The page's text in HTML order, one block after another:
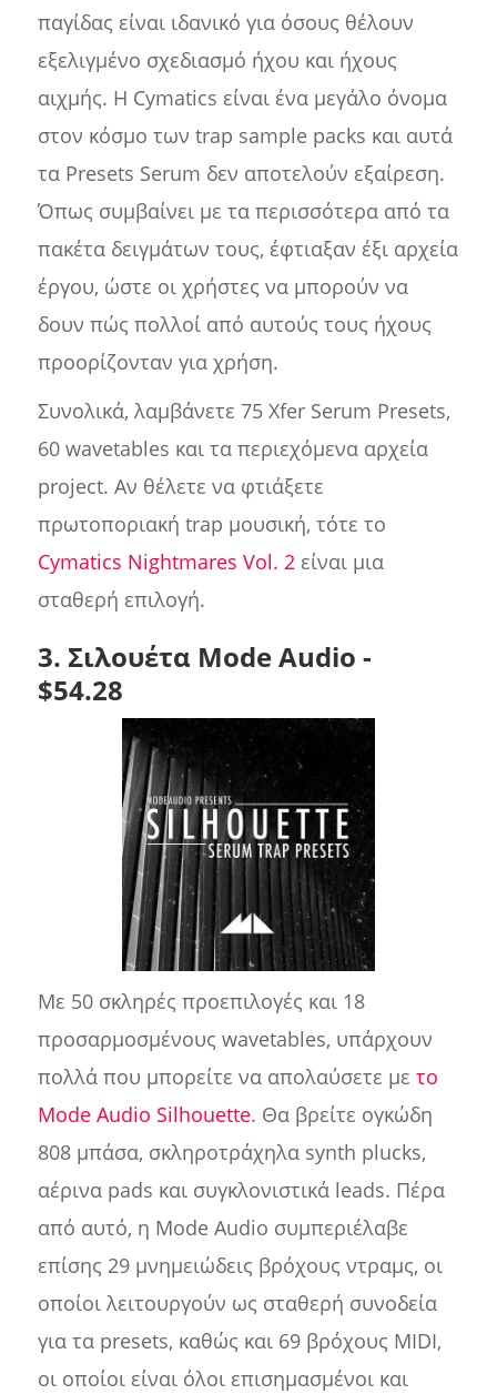
παγίδας είναι ιδανικό για όσους θέλουν
εξελιγμένο σχεδιασμό ήχου και ήχους
αιχμής. Η Cymatics είναι ένα μεγάλο όνομα
στον κόσμο των trap sample packs και αυτά
τα Presets Serum δεν αποτελούν εξαίρεση.
Όπως συμβαίνει με τα περισσότερα από τα
πακέτα δειγμάτων τους, έφτιαξαν έξι αρχεία
έργου, ώστε οι χρήστες να μπορούν να
δουν πώς πολλοί από αυτούς τους ήχους
προορίζονταν για χρήση.
Συνολικά, λαμβάνετε 75 Xfer Serum Presets,
60 wavetables και τα περιεχόμενα αρχεία
project. Αν θέλετε να φτιάξετε
πρωτοποριακή trap μουσική, τότε το
Cymatics Nightmares Vol. 2είναι μια
σταθερή επιλογή.
3. Σιλουέτα Mode Audio -
$54.28
Με 50 σκληρές προεπιλογές και 18
προσαρμοσμένους wavetables, υπάρχουν
πολλά που μπορείτε να απολαύσετε με το
Mode Audio Silhouette. Θα βρείτε ογκώδη
808 μπάσα, σκληροτράχηλα synth plucks,
αέρινα pads και συγκλονιστικά leads. Πέρα
από αυτό, η Mode Audio συμπεριέλαβε
επίσης 29 μνημειώδεις βρόχους ντραμς, οι
οποίοι λειτουργούν ως σταθερή συνοδεία
για τα presets, καθώς και 69 βρόχους MIDI,
οι οποίοι είναι όλοι επισημασμένοι και